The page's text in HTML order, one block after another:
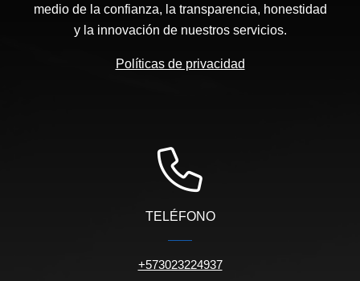
medio de la confianza, la transparencia, honestidad
y la innovación de nuestros servicios.
Políticas de privacidad
TELÉFONO
+573023224937